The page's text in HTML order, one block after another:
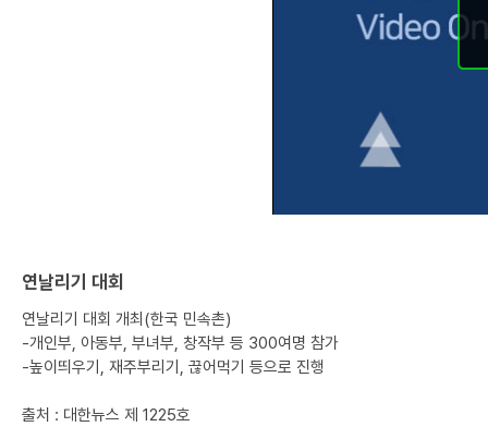
연날리기 대회
연날리기 대회 개최(한국 민속촌)
-개인부, 아동부, 부녀부, 창작부 등 300여명 참가
-높이띄우기, 재주부리기, 끊어먹기 등으로 진행
출처 : 대한뉴스 제 1225호